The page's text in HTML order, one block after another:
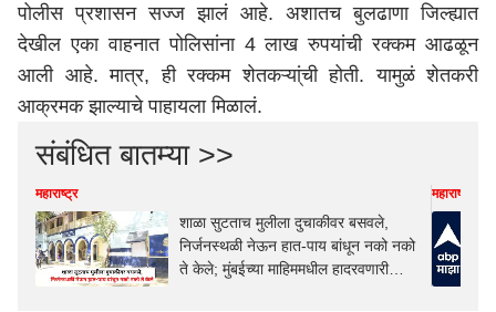
पोलीस प्रशासन सज्ज झालं आहे. अशातच बुलढाणा जिल्ह्यात
देखील एका वाहनात पोलिसांना 4 लाख रुपयांची रक्कम आढळून
आली आहे. मात्र, ही रक्कम शेतकऱ्या्ंची होती. यामुळं शेतकरी
आक्रमक झाल्याचे पाहायला मिळालं.
संबंधित बातम्या >>
महाराष्ट्र
शाळा सुटताच मुलीला दुचाकीवर बसवले,
निर्जनस्थळी नेऊन हात-पाय बांधून नको नको
ते केले; मुंबईच्या माहिममधील हादरवणारी
महाराष्ट्र